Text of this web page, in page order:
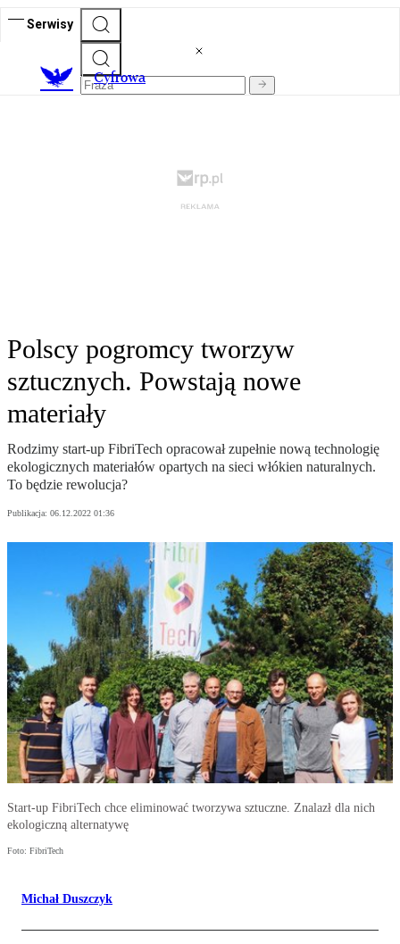
Serwisy
Cyfrowa
Polscy pogromcy tworzyw
sztucznych. Powstają nowe
materiały
Rodzimy start-up FibriTech opracował zupełnie nową technologię
ekologicznych materiałów opartych na sieci włókien naturalnych.
To będzie rewolucja?
Publikacja: 06.12.2022 01:36
Start-up FibriTech chce eliminować tworzywa sztuczne. Znalazł dla nich
ekologiczną alternatywę
Foto: FibriTech
Michał Duszczyk